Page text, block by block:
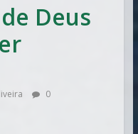
Deus
0